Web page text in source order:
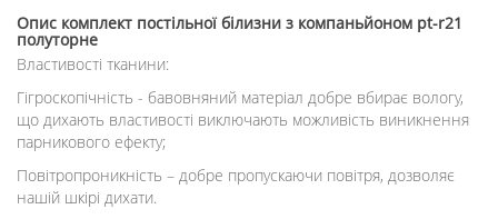
Опис комплект постільної білизни з компаньйоном pt-r21
полуторне
Властивості тканини:
Гігроскопічність - бавовняний матеріал добре вбирає вологу,
що дихають властивості виключають можливість виникнення
парникового ефекту;
Повітропроникність – добре пропускаючи повітря, дозволяє
нашій шкірі дихати.